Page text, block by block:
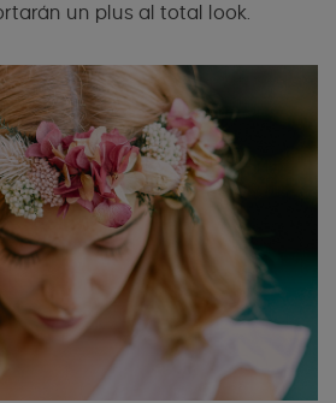
un plus al total look.